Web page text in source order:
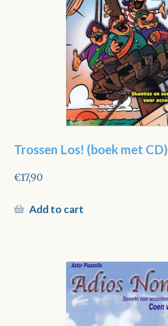
Trossen Los! (boek met CD)
€17,90
Add to cart